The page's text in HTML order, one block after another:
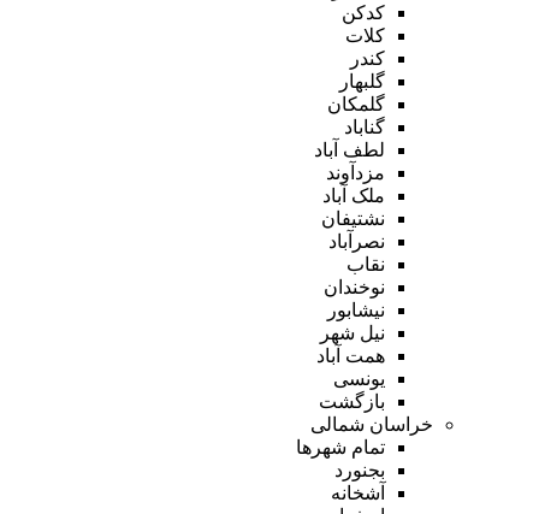
کدکن
کلات
کندر
گلبهار
گلمکان
گناباد
لطف آباد
مزدآوند
ملک آباد
نشتیفان
نصرآباد
نقاب
نوخندان
نیشابور
نیل شهر
همت آباد
یونسی
بازگشت
خراسان شمالی
تمام شهر‌ها
بجنورد
آشخانه